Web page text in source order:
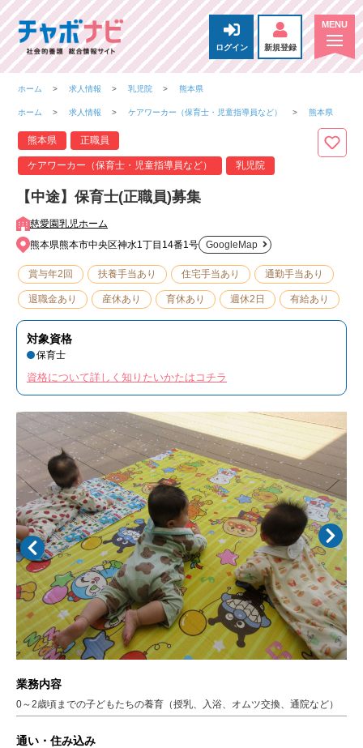
ログイン 新規登録
ホーム 求人情報 乳児院 熊本県
ホーム 求人情報 ケアワーカー（保育士・児童指導員など） 熊本県
熊本県 正職員
ケアワーカー（保育士・児童指導員など） 乳児院
【中途】保育士(正職員)募集
慈愛園乳児ホーム
熊本県熊本市中央区神水1丁目14番1号
GoogleMap
賞与年2回 扶養手当あり 住宅手当あり 通勤手当あり
退職金あり 産休あり 育休あり 週休2日 有給あり
対象資格
保育士
資格について詳しく知りたいかたはコチラ
業務内容
0～2歳頃までの子どもたちの養育（授乳、入浴、オムツ交換、通院など）
通い・住み込み